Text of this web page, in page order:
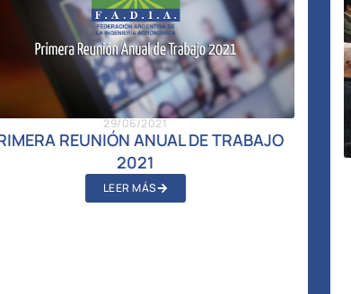
29/06/2021
REUNIÓN ANUAL DE TRABAJO
2021
LEER MÁS